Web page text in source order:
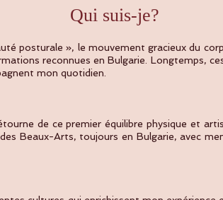
posturale », le mouvement gracieux du
reconnues en Bulgarie. Longtemps,
mon quotidien.
de ce premier équilibre physique et
Beaux-Arts, toujours en Bulgarie, avec
Qui suis-je?